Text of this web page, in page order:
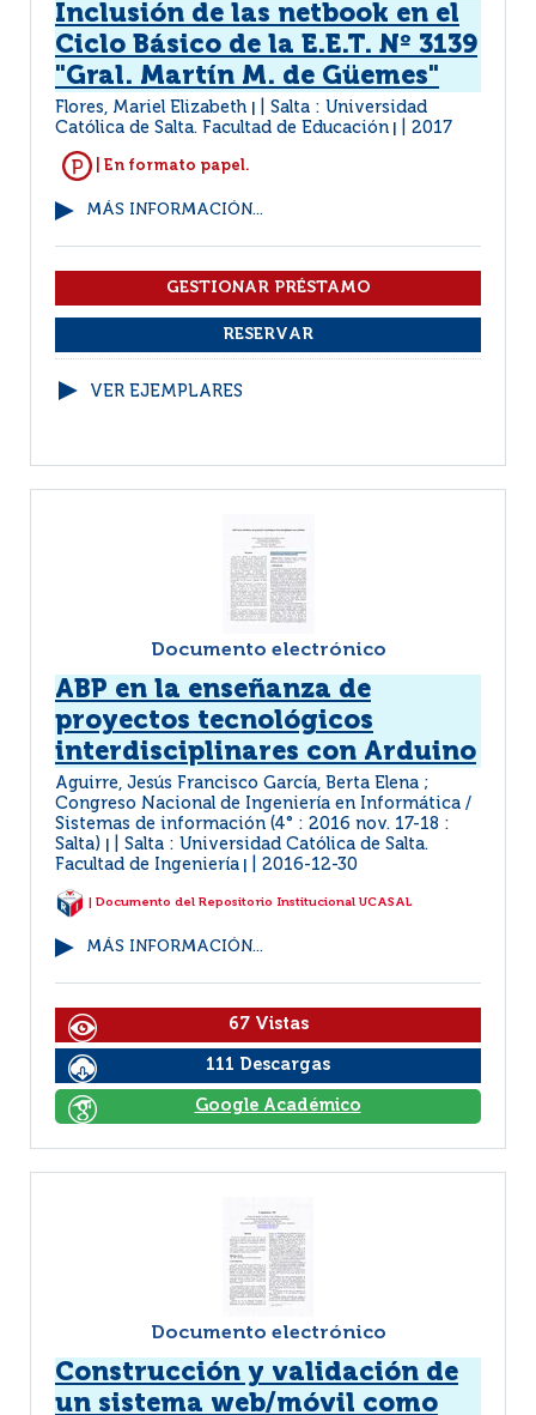
Inclusión de las netbook en el
Ciclo Básico de la E.E.T. Nº 3139
"Gral. Martín M. de Güemes"
Flores, Mariel Elizabeth
Salta : Universidad
Católica de Salta. Facultad de Educación
2017
| En formato papel.
MÁS INFORMACIÓN...
VER EJEMPLARES
Documento electrónico
ABP en la enseñanza de
proyectos tecnológicos
interdisciplinares con Arduino
Aguirre, Jesús Francisco García, Berta Elena ;
Congreso Nacional de Ingeniería en Informática /
Sistemas de información (4° : 2016 nov. 17-18 :
Salta)
Salta : Universidad Católica de Salta.
Facultad de Ingeniería
2016-12-30
| Documento del Repositorio Institucional UCASAL
MÁS INFORMACIÓN...
67 Vistas
111 Descargas
Google Académico
Documento electrónico
Construcción y validación de
un sistema web/móvil como